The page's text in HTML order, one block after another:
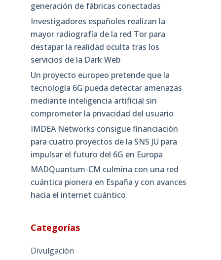
generación de fábricas conectadas
Investigadores españoles realizan la
mayor radiografía de la red Tor para
destapar la realidad oculta tras los
servicios de la Dark Web
Un proyecto europeo pretende que la
tecnología 6G pueda detectar amenazas
mediante inteligencia artificial sin
comprometer la privacidad del usuario
IMDEA Networks consigue financiación
para cuatro proyectos de la SNS JU para
impulsar el futuro del 6G en Europa
MADQuantum-CM culmina con una red
cuántica pionera en España y con avances
hacia el internet cuántico
Categorías
Divulgación